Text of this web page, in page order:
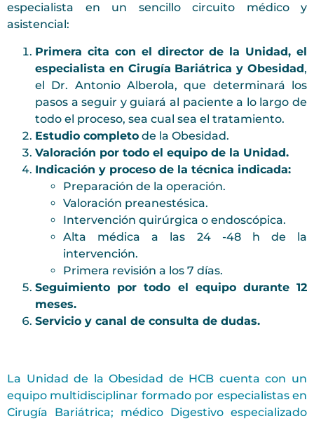
especialista en un sencillo circuito médico y
asistencial:
Primera cita con el director de la Unidad, el
especialista en Cirugía Bariátrica y Obesidad,
el Dr. Antonio Alberola, que determinará los
pasos a seguir y guiará al paciente a lo largo de
todo el proceso, sea cual sea el tratamiento.
Estudio completo de la Obesidad.
Valoración por todo el equipo de la Unidad.
Indicación y proceso de la técnica indicada:
Preparación de la operación.
Valoración preanestésica.
Intervención quirúrgica o endoscópica.
Alta médica a las 24 -48 h de la
intervención.
Primera revisión a los 7 días.
Seguimiento por todo el equipo durante 12
meses.
Servicio y canal de consulta de dudas.
La Unidad de la Obesidad de HCB cuenta con un
equipo multidisciplinar formado por especialistas en
Cirugía Bariátrica; médico Digestivo especializado